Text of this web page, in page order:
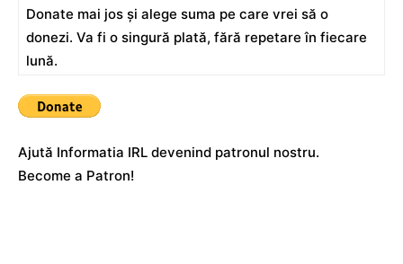
Donate mai jos și alege suma pe care vrei să o
donezi. Va fi o singură plată, fără repetare în fiecare
lună.
Ajută Informatia IRL devenind patronul nostru.
Become a Patron!